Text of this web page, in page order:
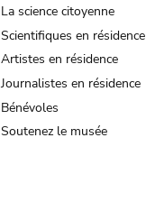
La science citoyenne
Scientifiques en résidence
Artistes en résidence
Journalistes en résidence
Bénévoles
Soutenez le musée